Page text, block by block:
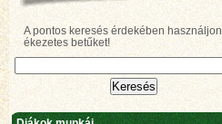
A pontos keresés érdekében használjon
ékezetes betűket!